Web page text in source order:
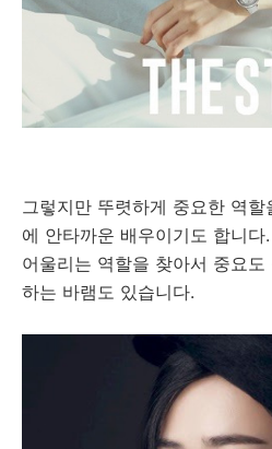
그렇지만 뚜렷하게 중요한 역
에 안타까운 배우이기도 합니
어울리는 역할을 찾아서 중요
하는 바램도 있습니다.